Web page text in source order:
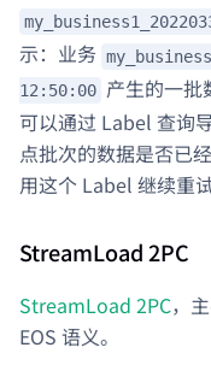
示：业务
12:50:00 产生的一批
可以通过 Label 查询
点批次的数据是否已
用这个 Label 继续重
StreamLoad 2PC
StreamLoad 2PC，
EOS 语义。